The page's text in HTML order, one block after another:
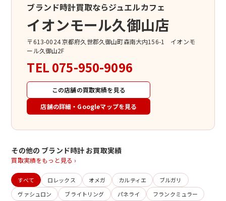
ブランド時計買取ならジュエルカフェ
イオンモール久御山店
〒613-0024 京都府久世郡久御山町森南大内156-1 イオンモ
ール久御山2F
TEL 075-950-9096
この店舗の買取実績を見る
店舗の詳細・Googleマップを見る
その他の ブランド時計 お買取実績
買取実績をもっと見る ›
すべて ロレックス オメガ カルティエ
ブルガリ
ヴァシュロン
ブライトリング パネライ
フランクミュラー